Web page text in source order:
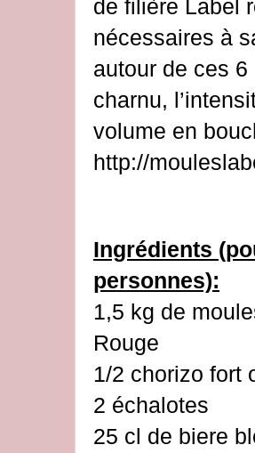
de filière Label
nécessaires à
autour de ces
charnu,
volume en
http://
Ingrédients
personnes):
1,5 kg de
Rouge
1/2 chorizo fort
2 échalotes
25 cl de biere